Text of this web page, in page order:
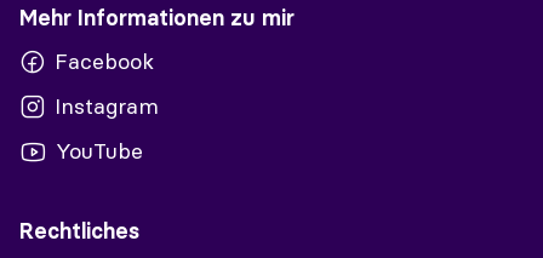
Mehr Informationen zu mir
Facebook
Instagram
YouTube
Rechtliches